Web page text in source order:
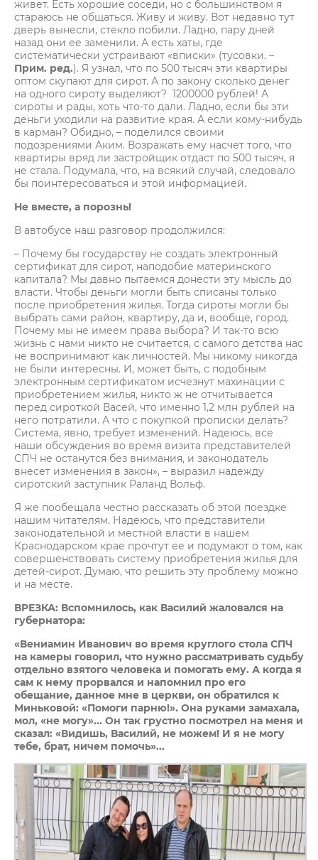
живет. Есть хорошие соседи, но с большинством я
стараюсь не общаться. Живу и живу. Вот недавно тут
дверь вынесли, стекло побили. Ладно, пару дней
назад они ее заменили. А есть хаты, где
систематически устраивают «вписки» (тусовки. –
Прим. ред.). Я узнал, что по 500 тысяч эти квартиры
оптом скупают для сирот. А по закону сколько денег
на одного сироту выделяют? 1200000 рублей! А
сироты и рады, хоть что-то дали. Ладно, если бы эти
деньги уходили на развитие края. А если кому-нибудь
в карман? Обидно, – поделился своими
подозрениями Аким. Возражать ему насчет того, что
квартиры вряд ли застройщик отдаст по 500 тысяч, я
не стала. Подумала, что, на всякий случай, следовало
бы поинтересоваться и этой информацией.
Не вместе, а порознь!
В автобусе наш разговор продолжился:
– Почему бы государству не создать электронный
сертификат для сирот, наподобие материнского
капитала? Мы давно пытаемся донести эту мысль до
власти. Чтобы деньги могли быть списаны только
после приобретения жилья. Тогда сироты могли бы
выбрать сами район, квартиру, да и, вообще, город.
Почему мы не имеем права выбора? И так-то всю
жизнь с нами никто не считается, с самого детства нас
не воспринимают как личностей. Мы никому никогда
не были интересны. И, может быть, с подобным
электронным сертификатом исчезнут махинации с
приобретением жилья, никто ж не отчитывается
перед сироткой Васей, что именно 1,2 млн рублей на
него потратили. А что с покупкой прописки делать?
Система, явно, требует изменений. Надеюсь, все
наши обсуждения во время визита представителей
СПЧ не останутся без внимания, и законодатель
внесет изменения в закон», – выразил надежду
сиротский заступник Раланд Вольф.
Я же пообещала честно рассказать об этой поездке
нашим читателям. Надеюсь, что представители
законодательной и местной власти в нашем
Краснодарском крае прочтут ее и подумают о том, как
совершенствовать систему приобретения жилья для
детей-сирот. Думаю, что решить эту проблему можно
и на месте.
ВРЕЗКА: Вспомнилось, как Василий жаловался на
губернатора:
«Вениамин Иванович во время круглого стола СПЧ
на камеры говорил, что нужно рассматривать судьбу
отдельно взятого человека и помогать ему. А когда я
сам к нему прорвался и напомнил про его
обещание, данное мне в церкви, он обратился к
Миньковой: «Помоги парню!». Она руками замахала,
мол, «не могу»... Он так грустно посмотрел на меня и
сказал: «Видишь, Василий, не можем! И я не могу
тебе, брат, ничем помочь»...